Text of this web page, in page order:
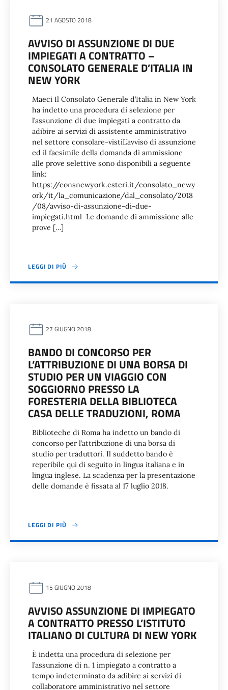
21 AGOSTO 2018
AVVISO DI ASSUNZIONE DI DUE
IMPIEGATI A CONTRATTO –
CONSOLATO GENERALE D’ITALIA IN
NEW YORK
Maeci Il Consolato Generale d’Italia in New York
ha indetto una procedura di selezione per
l’assunzione di due impiegati a contratto da
adibire ai servizi di assistente amministrativo
nel settore consolare-vistiL’avviso di assunzione
ed il facsimile della domanda di ammissione
alle prove selettive sono disponibili a seguente
link:
https://consnewyork.esteri.it/consolato_newy
ork/it/la_comunicazione/dal_consolato/2018
/08/avviso-di-assunzione-di-due-
impiegati.html Le domande di ammissione alle
prove […]
LEGGI DI PIÙ
27 GIUGNO 2018
BANDO DI CONCORSO PER
L’ATTRIBUZIONE DI UNA BORSA DI
STUDIO PER UN VIAGGIO CON
SOGGIORNO PRESSO LA
FORESTERIA DELLA BIBLIOTECA
CASA DELLE TRADUZIONI, ROMA
Biblioteche di Roma ha indetto un bando di
concorso per l’attribuzione di una borsa di
studio per traduttori. Il suddetto bando è
reperibile qui di seguito in lingua italiana e in
lingua inglese. La scadenza per la presentazione
delle domande è fissata al 17 luglio 2018.
LEGGI DI PIÙ
15 GIUGNO 2018
AVVISO ASSUNZIONE DI IMPIEGATO
A CONTRATTO PRESSO L’ISTITUTO
ITALIANO DI CULTURA DI NEW YORK
È indetta una procedura di selezione per
l’assunzione di n. 1 impiegato a contratto a
tempo indeterminato da adibire ai servizi di
collaboratore amministrativo nel settore